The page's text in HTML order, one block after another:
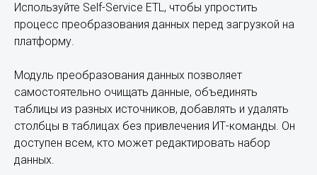
Используйте Self-Service ETL, чтобы упростить
процесс преобразования данных перед загрузкой на
платформу.
Модуль преобразования данных позволяет
самостоятельно очищать данные, объединять
таблицы из разных источников, добавлять и удалять
столбцы в таблицах без привлечения ИТ-команды. Он
доступен всем, кто может редактировать набор
данных.